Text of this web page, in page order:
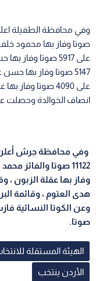
صوتا وفاز بها محمود
على 5917 صوتا
5147 صوتا وفاز بها
على 4090 صوتا
انصاف الخوالدة وحصلت على 3058
وفي محافظة جرش أعلن
11122 صوتا والفائز محمد هديب،
وفاز بها عقلة الزبون ،
هدى العتوم
وعن
صوتا.
الهيئة المستقلة
الأردن ينتخب